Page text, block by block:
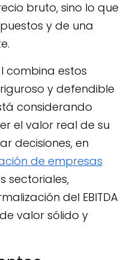
bruto, sino lo que
y de una
combina estos
y defendible
considerando
el valor real de su
decisiones, en
de empresas
sectoriales,
del EBITDA
valor sólido y